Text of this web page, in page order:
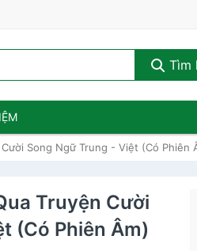
Tìm
Song Ngữ Trung - Việt (Có Phiên
Truyện Cười
(Có Phiên Âm)